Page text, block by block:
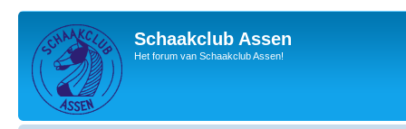
Schaakclub Assen
Het forum van Schaakclub Assen!